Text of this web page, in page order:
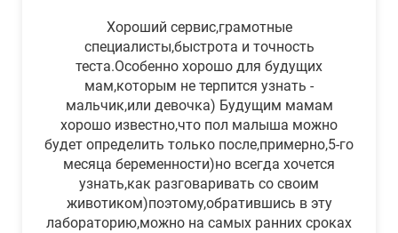
Хороший сервис,грамотные
специалисты,быстрота и точность
теста.Особенно хорошо для будущих
мам,которым не терпится узнать -
мальчик,или девочка) Будущим мамам
хорошо известно,что пол малыша можно
будет определить только после,примерно,5-го
месяца беременности)но всегда хочется
узнать,как разговаривать со своим
животиком)поэтому,обратившись в эту
лабораторию,можно на самых ранних сроках